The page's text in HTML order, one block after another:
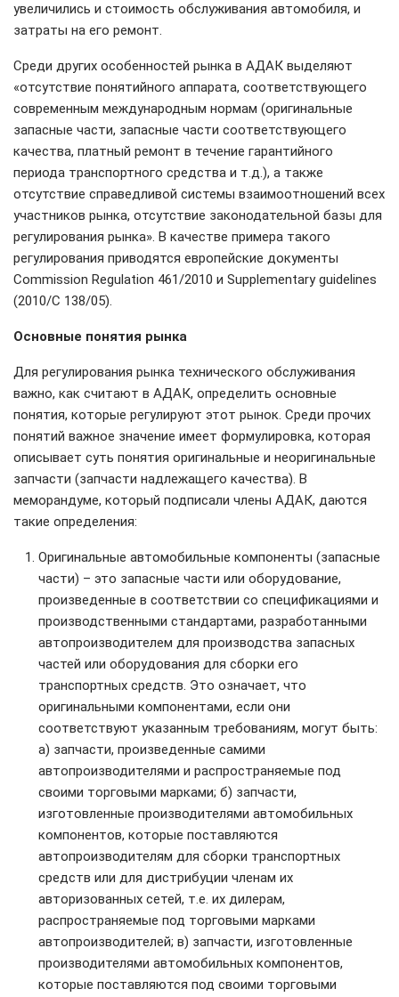
увеличились и стоимость обслуживания автомобиля, и
затраты на его ремонт.
Среди других особенностей рынка в АДАК выделяют
«отсутствие понятийного аппарата, соответствующего
современным международным нормам (оригинальные
запасные части, запасные части соответствующего
качества, платный ремонт в течение гарантийного
периода транспортного средства и т.д.), а также
отсутствие справедливой системы взаимоотношений всех
участников рынка, отсутствие законодательной базы для
регулирования рынка». В качестве примера такого
регулирования приводятся европейские документы
Commission Regulation 461/2010 и Supplementary guidelines
(2010/C 138/05).
Основные понятия рынка
Для регулирования рынка технического обслуживания
важно, как считают в АДАК, определить основные
понятия, которые регулируют этот рынок. Среди прочих
понятий важное значение имеет формулировка, которая
описывает суть понятия оригинальные и неоригинальные
запчасти (запчасти надлежащего качества). В
меморандуме, который подписали члены АДАК, даются
такие определения:
Оригинальные автомобильные компоненты (запасные
части) – это запасные части или оборудование,
произведенные в соответствии со спецификациями и
производственными стандартами, разработанными
автопроизводителем для производства запасных
частей или оборудования для сборки его
транспортных средств. Это означает, что
оригинальными компонентами, если они
соответствуют указанным требованиям, могут быть:
а) запчасти, произведенные самими
автопроизводителями и распространяемые под
своими торговыми марками; б) запчасти,
изготовленные производителями автомобильных
компонентов, которые поставляются
автопроизводителям для сборки транспортных
средств или для дистрибуции членам их
авторизованных сетей, т.е. их дилерам,
распространяемые под торговыми марками
автопроизводителей; в) запчасти, изготовленные
производителями автомобильных компонентов,
которые поставляются под своими торговыми